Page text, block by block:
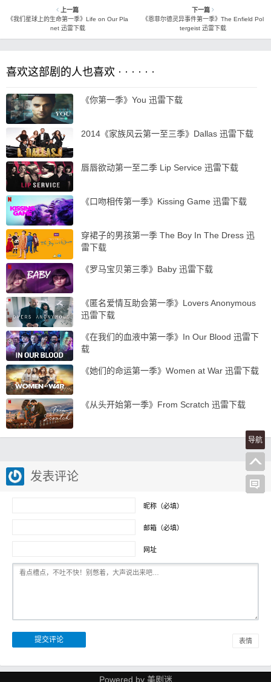
上一篇
《我们星球上的生命第一季》Life on Our Pla
net 迅雷下载
下一篇
《恩菲尔德灵异事件第一季》The Enfield Pol
tergeist 迅雷下载
喜欢这部剧的人也喜欢 · · · · · ·
《你第一季》You 迅雷下载
2014《家族风云第一至三季》Dallas 迅雷下载
唇唇欲动第一至二季 Lip Service 迅雷下载
《口吻相传第一季》Kissing Game 迅雷下载
穿裙子的男孩第一季 The Boy In The Dress 迅
雷下载
《罗马宝贝第三季》Baby 迅雷下载
《匿名爱情互助会第一季》Lovers Anonymous
迅雷下载
《在我们的血液中第一季》In Our Blood 迅雷下
载
《她们的命运第一季》Women at War 迅雷下载
《从头开始第一季》From Scratch 迅雷下载
发表评论
昵称（必填）
邮箱（必填）
网址
表情
Powered by 美剧迷
导航